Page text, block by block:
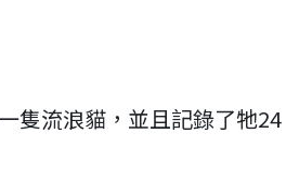
隻流浪貓，並且記錄了牠24